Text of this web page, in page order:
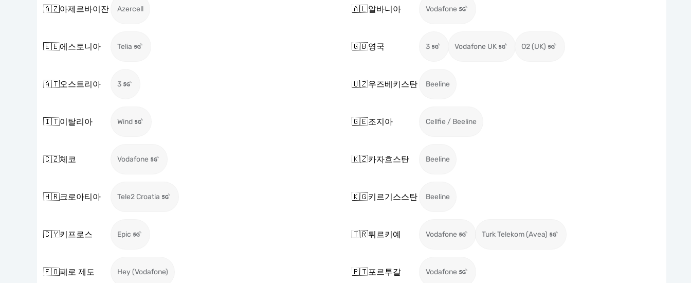
🇦🇿아제르바이잔 Azercell 🇦🇱알바니아 Vodafone
🇪🇪에스토니아 Telia 🇬🇧영국 3 Vodafone UK O2 (UK)
🇦🇹오스트리아 3 🇺🇿우즈베키스탄 Beeline
🇮🇹이탈리아 Wind 🇬🇪조지아 Cellfie / Beeline
🇨🇿체코 Vodafone 🇰🇿카자흐스탄 Beeline
🇭🇷크로아티아 Tele2 Croatia 🇰🇬키르기스스탄 Beeline
🇨🇾키프로스 Epic 🇹🇷튀르키예 Vodafone Turk Telekom (Avea)
🇫🇴페로 제도 Hey (Vodafone) 🇵🇹포르투갈 Vodafone